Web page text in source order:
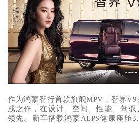
作为鸿蒙智行首款旗舰MPV，智界
成之作，在设计、空间、性能、驾
领先。新车搭载鸿蒙ALPS健康座舱